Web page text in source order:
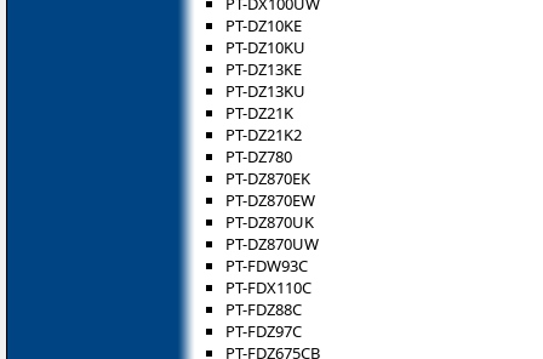
PT-DZ10KE
PT-DZ10KU
PT-DZ13KE
PT-DZ13KU
PT-DZ21K
PT-DZ21K2
PT-DZ780
PT-DZ870EK
PT-DZ870EW
PT-DZ870UK
PT-DZ870UW
PT-FDW93C
PT-FDX110C
PT-FDZ88C
PT-FDZ97C
PT-FDZ675CB